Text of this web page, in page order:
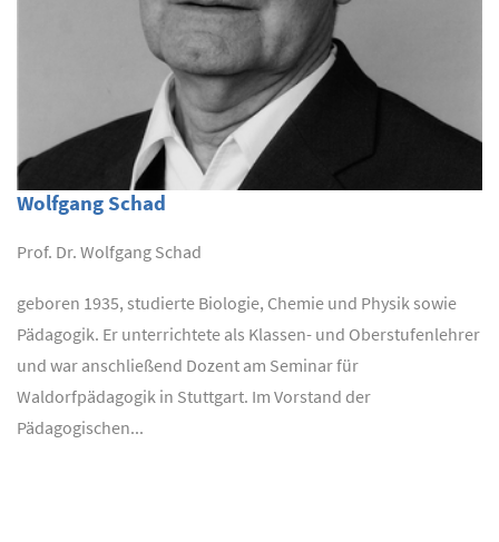
Wolfgang Schad
Prof. Dr. Wolfgang Schad
geboren 1935, studierte Biologie, Chemie und Physik sowie
Pädagogik. Er unterrichtete als Klassen- und Oberstufenlehrer
und war anschließend Dozent am Seminar für
Waldorfpädagogik in Stuttgart. Im Vorstand der
Pädagogischen...